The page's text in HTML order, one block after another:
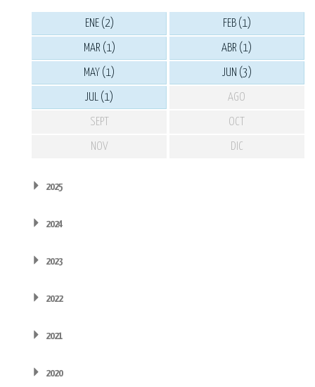
ENE (2) FEB (1)
MAR (1) ABR (1)
MAY (1) JUN (3)
JUL (1) AGO
SEPT OCT
NOV DIC
2025
2024
2023
2022
2021
2020